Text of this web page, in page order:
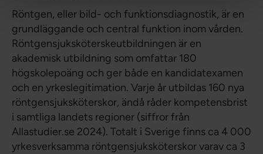
Röntgen, eller bild- och funktionsdiagnostik, är en
grundläggande och central funktion inom vården.
Röntgensjuksköterskeutbildningen är en
akademisk utbildning som omfattar 180
högskolepoäng och ger både en kandidatexamen
och en yrkeslegitimation. Varje år utbildas 160 nya
röntgensjuksköterskor, ändå råder kompetensbrist
i samtliga landets regioner (siffror från
Allastudier.se 2024). Totalt i Sverige finns ca 4 000
yrkesverksamma röntgensjuksköterskor varav ca 3